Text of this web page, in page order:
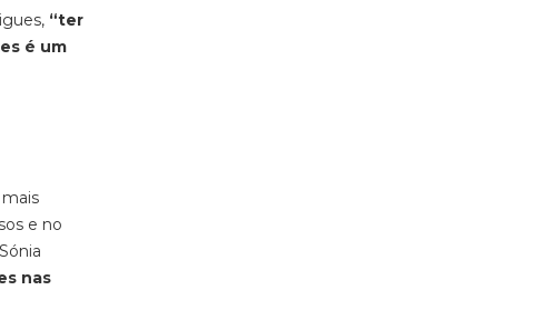
“ter
é um
e no
nas